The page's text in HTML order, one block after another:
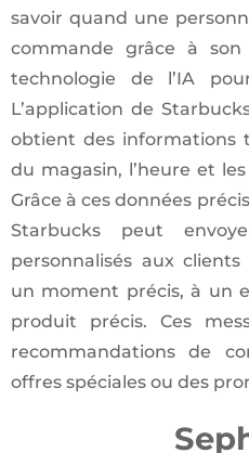
savoir quand une
commande grâce à
technologie de l’IA
L’application de
obtient des informations
du magasin, l’heure et
Grâce à ces données
Starbucks peut
personnalisés aux
un moment précis, à un
produit précis. Ces
recommandations de
offres spéciales ou des